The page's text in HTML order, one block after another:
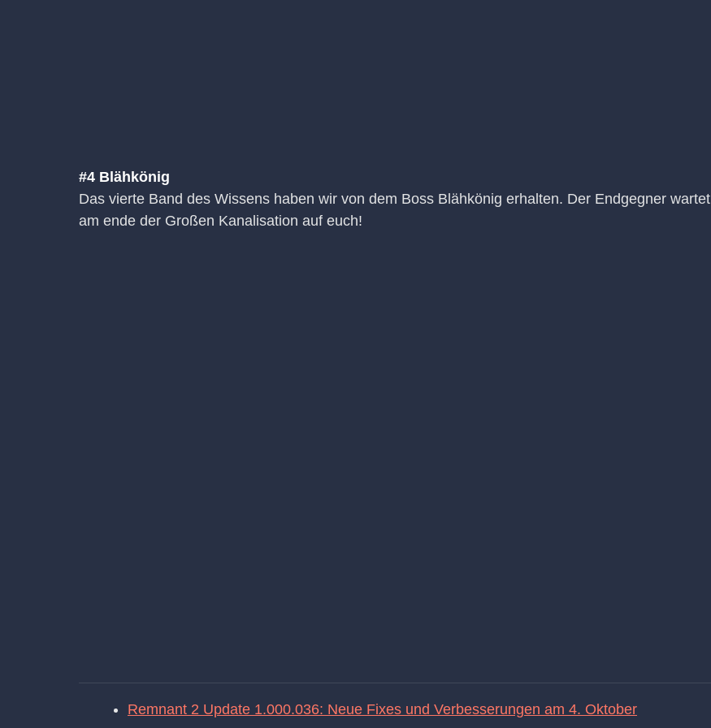
#4 Blähkönig
Das vierte Band des Wissens haben wir von dem Boss Blähkönig erhalten. Der Endgegner wartet
am ende der Großen Kanalisation auf euch!
Remnant 2 Update 1.000.036: Neue Fixes und Verbesserungen am 4. Oktober